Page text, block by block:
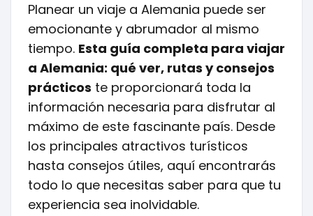
Planear un viaje a Alemania puede ser
emocionante y abrumador al mismo
tiempo. Esta guía completa para viajar
a Alemania: qué ver, rutas y consejos
prácticos te proporcionará toda la
información necesaria para disfrutar al
máximo de este fascinante país. Desde
los principales atractivos turísticos
hasta consejos útiles, aquí encontrarás
todo lo que necesitas saber para que tu
experiencia sea inolvidable.